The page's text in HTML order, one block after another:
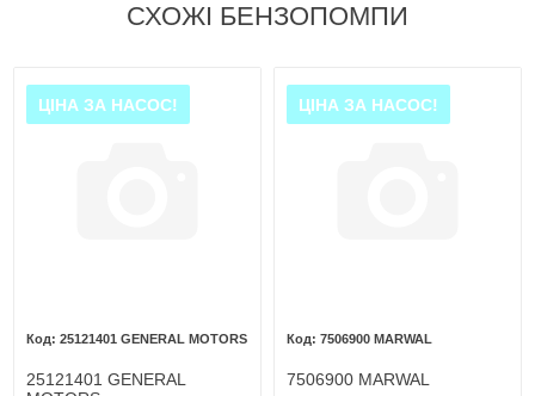
СХОЖІ БЕНЗОПОМПИ
ЦІНА ЗА НАСОС!
25121401 GENERAL MOTORS
25121401 GENERAL
ЦІНА ЗА НАСОС!
7506900 MARWAL
7506900 MARWAL